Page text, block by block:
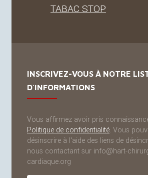
TABAC STOP
INSCRIVEZ-VOUS À NOTRE
D'INFORMATIONS
Vous affirmez avoir pris
Politique de confidentialité. Vous
désinscrire à l'aide des liens de
nous contactant sur info@hart-
cardiaque.org